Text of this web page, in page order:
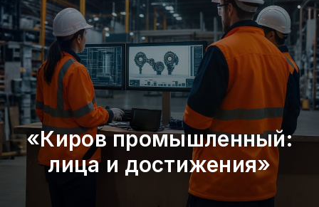
«Киров промышленный:
лица и достижения»